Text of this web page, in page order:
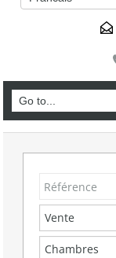
Vente
Chambres